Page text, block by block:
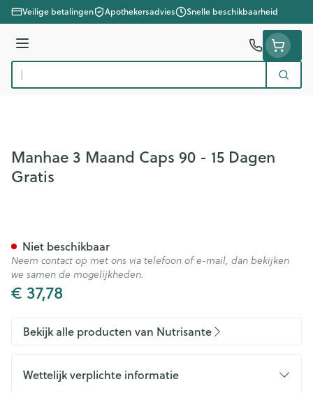
Ga naar de inhoud
Veilige betalingen Apothekersadvies Snelle beschikbaarheid
Menu
Product, merk, categorie... Zoek
Manhae 3 Maand Caps 90 - 15 Dagen
Gratis
€ 37,78
Niet beschikbaar
Neem contact op met ons via telefoon of e-mail, dan bekijken
we samen de mogelijkheden.
Bekijk alle producten van Nutrisante
Wettelijk verplichte informatie